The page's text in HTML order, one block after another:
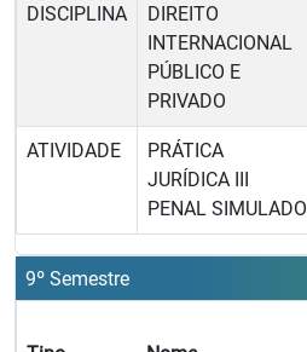
DISCIPLINA
DIREITO
INTERNACIONAL
PÚBLICO E
PRIVADO
ATIVIDADE
PRÁTICA
JURÍDICA III 
PENAL SIMULADO
9º Semestre